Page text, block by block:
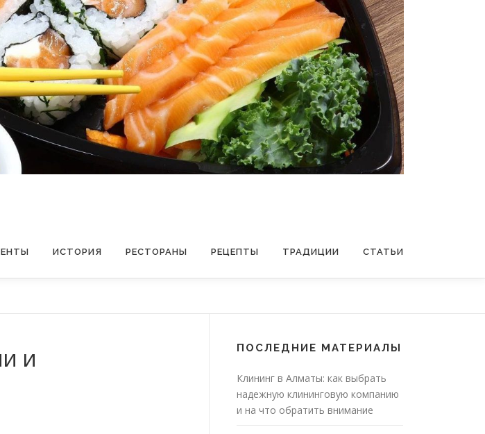
ИСТОРИЯ РЕСТОРАНЫ РЕЦЕПТЫ ТРАДИЦИИ СТАТЬИ
и
ПОСЛЕДНИЕ МАТЕРИАЛЫ
Клининг в Алматы: как выбрать
надежную клининговую компанию
и на что обратить внимание